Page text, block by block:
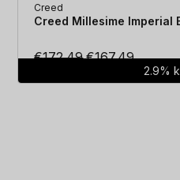
Creed
Creed Millesime Imperial
€172.49Oorspronkelijke
€167.49Huidige
prijs
2.9%